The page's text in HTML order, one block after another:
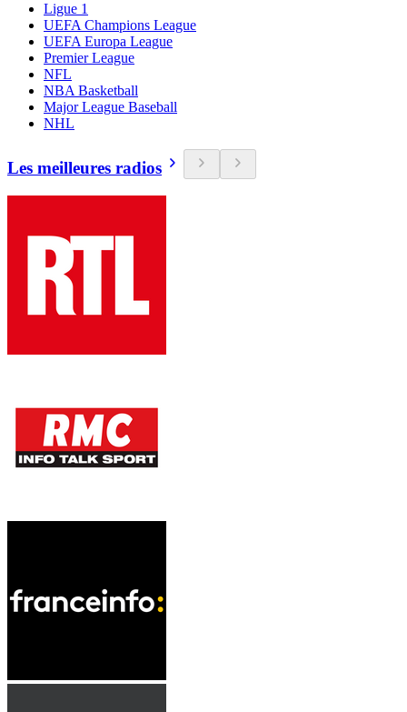
Ligue 1
UEFA Champions League
UEFA Europa League
Premier League
NFL
NBA Basketball
Major League Baseball
NHL
Les meilleures radios